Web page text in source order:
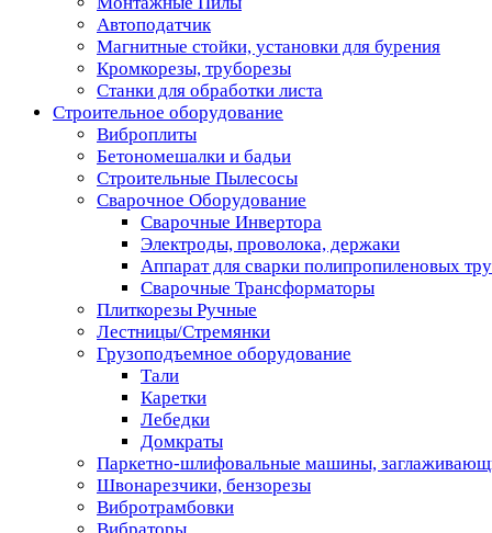
Автоподатчик
Магнитные стойки, установки для бурения
Кромкорезы, труборезы
Станки для обработки листа
Строительное оборудование
Виброплиты
Бетономешалки и бадьи
Строительные Пылесосы
Сварочное Оборудование
Сварочные Инвертора
Электроды, проволока, держаки
Аппарат для сварки полипропиленовых
Сварочные Трансформаторы
Плиткорезы Ручные
Лестницы/Стремянки
Грузоподъемное оборудование
Тали
Каретки
Лебедки
Домкраты
Паркетно-шлифовальные машины,
Швонарезчики, бензорезы
Вибротрамбовки